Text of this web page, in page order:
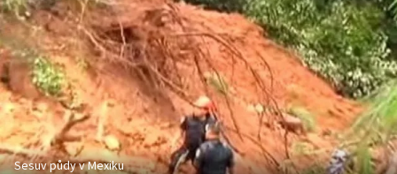
Sesuv půdy v Mexiku